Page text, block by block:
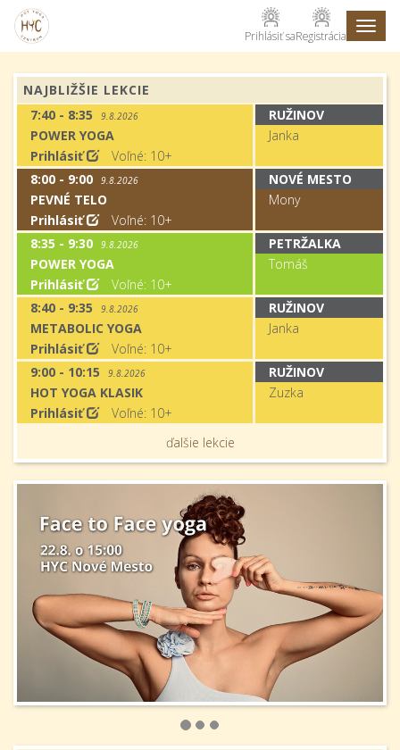
Prihlásiť saRegistrácia
NAJBLIŽŠIE LEKCIE
7:40 - 8:35
9.8.2026
POWER YOGA
Prihlásiť
Voľné: 10+
RUŽINOV
Janka
8:00 - 9:00 9.8.2026
PEVNÉ TELO
Prihlásiť
Voľné: 10+
NOVÉ MESTO
Mony
8:35 - 9:30 9.8.2026
POWER YOGA
Prihlásiť
Voľné: 10+
PETRŽALKA
Tomáš
8:40 - 9:35 9.8.2026
METABOLIC YOGA
Prihlásiť
Voľné: 10+
RUŽINOV
Janka
9:00 - 10:15 9.8.2026
HOT YOGA KLASIK
Prihlásiť
Voľné: 10+
RUŽINOV
Zuzka
ďalšie lekcie